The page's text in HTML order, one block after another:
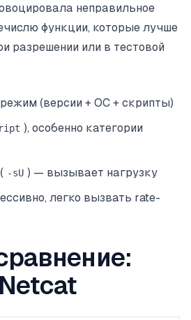
неправильное
функции, которые лучше
разрешении или в тестовой
(версии + ОС + скрипты)
), особенно категории
-sU ) — вызывает нагрузку
легко вызвать rate-